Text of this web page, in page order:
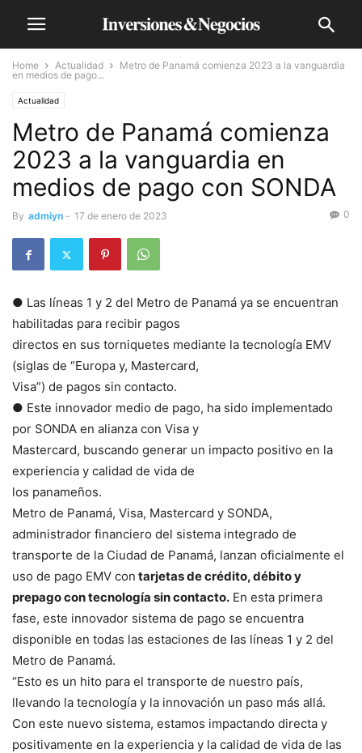
Home Actualidad
Metro de Panamá comienza 2023 a la vanguardia
en medios de pago...
Actualidad
Metro de Panamá comienza
2023 a la vanguardia en
medios de pago con SONDA
By admiyn - 17 de enero de 2023 0
● Las líneas 1 y 2 del Metro de Panamá ya se encuentran
habilitadas para recibir pagos
directos en sus torniquetes mediante la tecnología EMV
(siglas de “Europa y, Mastercard,
Visa”) de pagos sin contacto.
● Este innovador medio de pago, ha sido implementado
por SONDA en alianza con Visa y
Mastercard, buscando generar un impacto positivo en la
experiencia y calidad de vida de
los panameños.
Metro de Panamá, Visa, Mastercard y SONDA,
administrador financiero del sistema integrado de
transporte de la Ciudad de Panamá, lanzan oficialmente el
uso de pago EMV con tarjetas de crédito, débito y
prepago con tecnología sin contacto. En esta primera
fase, este innovador sistema de pago se encuentra
disponible en todas las estaciones de las líneas 1 y 2 del
Metro de Panamá.
“Esto es un hito para el transporte de nuestro país,
llevando la tecnología y la innovación un paso más allá.
Con este nuevo sistema, estamos impactando directa y
positivamente en la experiencia y la calidad de vida de las